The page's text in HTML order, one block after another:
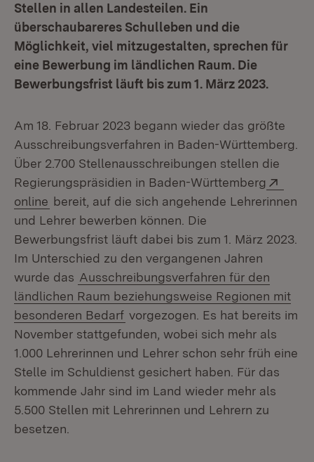
Stellen in allen Landesteilen. Ein
überschaubareres Schulleben und die
Möglichkeit, viel mitzugestalten, sprechen für
eine Bewerbung im ländlichen Raum. Die
Bewerbungsfrist läuft bis zum 1. März 2023.
Am 18. Februar 2023 begann wieder das größte
Ausschreibungsverfahren in Baden-Württemberg.
Über 2.700 Stellenausschreibungen stellen die
Regierungspräsidien in Baden-Württemberg
online (Öffnet in neuem Fenster)
bereit, auf die sich angehende Lehrerinnen
und Lehrer bewerben können. Die
Bewerbungsfrist läuft dabei bis zum 1. März 2023.
Im Unterschied zu den vergangenen Jahren
wurde das Ausschreibungsverfahren für den
ländlichen Raum beziehungsweise Regionen mit
besonderen Bedarf vorgezogen. Es hat bereits im
November stattgefunden, wobei sich mehr als
1.000 Lehrerinnen und Lehrer schon sehr früh eine
Stelle im Schuldienst gesichert haben. Für das
kommende Jahr sind im Land wieder mehr als
5.500 Stellen mit Lehrerinnen und Lehrern zu
besetzen.